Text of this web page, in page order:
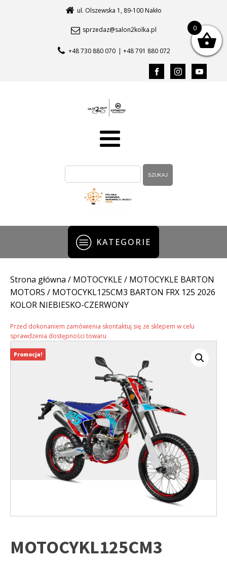
ul. Olszewska 1, 89-100 Nakło
sprzedaz@salon2kolka.pl
+48 730 880 070 | +48 791 880 072
KATEGORIE
Strona główna / MOTOCYKLE/ MOTOCYKLE BARTON
MOTORS / MOTOCYKL125CM3 BARTON FRX 125 2026
KOLOR NIEBIESKO-CZERWONY
Przed dokonaniem zamówienia skontaktuj się ze sklepem w celu
sprawdzenia dostępności towaru
MOTOCYKL125CM3
Promocja!
0